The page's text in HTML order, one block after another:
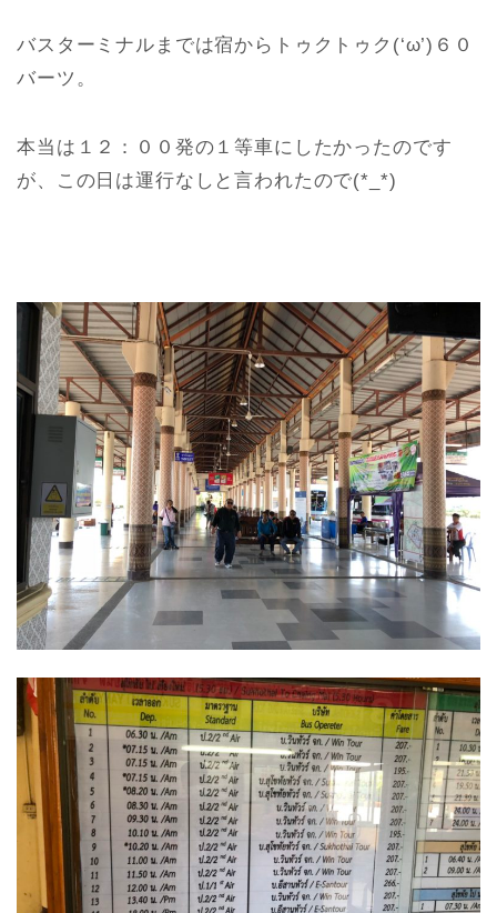
バスターミナルまでは宿からトゥクトゥク(‘ω’)６０
バーツ。
本当は１２：００発の１等車にしたかったのです
が、この日は運行なしと言われたので(*_*)